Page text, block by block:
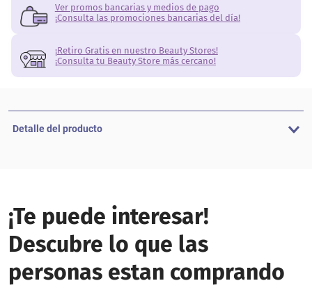
Ver promos bancarias y medios de pago
¡Consulta las promociones bancarias del día!
¡Retiro Gratis en nuestro Beauty Stores!
¡Consulta tu Beauty Store más cercano!
Detalle del producto
¡Te puede interesar!
Descubre lo que las
personas estan comprando